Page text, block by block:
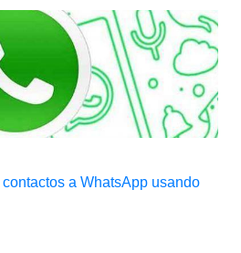
a WhatsApp usando